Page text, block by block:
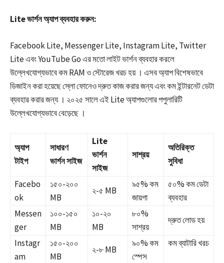
Lite ভার্শন অ্যাপ ব্যবহার করুন:
Facebook Lite, Messenger Lite, Instagram Lite, Twitter
Lite এবং YouTube Go এর মতো লাইট ভার্শন ব্যবহার করলে
উল্লেখযোগ্যভাবে কম RAM ও স্টোরেজ খরচ হয় । এসব অ্যাপ বিশেষভাবে
ডিজাইন করা হয়েছে স্লো ফোনেও দ্রুত কাজ করার জন্য এবং কম ইন্টারনেট ডেটা
ব্যবহার করার জন্য । ২০২৫ সালে এই Lite অ্যাপগুলোর পপুলারিটি
উল্লেখযোগ্যভাবে বেড়েছে ।​
অ্যাপ
টাইপ
সাধারণ
ভার্শন সাইজ
Lite
ভার্শন
সাইজ
সাশ্রয়
অতিরিক্ত
সুবিধা
Facebo
ok
১৫০-২০০
MB
২-৫ MB
৯৫% কম
জায়গা
৫০% কম ডেটা
ব্যবহার ​
Messen
ger
১০০-১৫০
MB
১০-২০
MB
৮০%
সাশ্রয়
দ্রুত লোড হয় ​
Instagr
am
১৫০-২০০
MB
২-৮ MB
৯০% কম
স্পেস
কম ব্যাটারি খরচ